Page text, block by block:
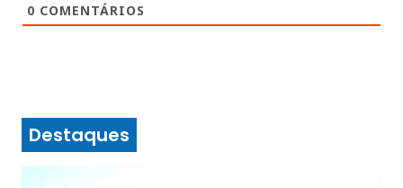
0 COMENTÁRIOS
Destaques